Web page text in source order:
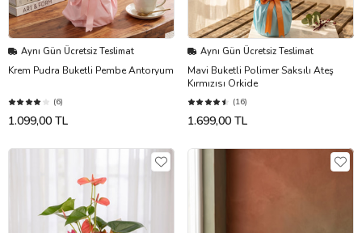
Aynı Gün Ücretsiz Teslimat
Krem Pudra Buketli Pembe Antoryum
(6)
1.099,00 TL
Aynı Gün Ücretsiz Teslimat
Mavi Buketli Polimer Saksılı Ateş
Kırmızısı Orkide
(16)
1.699,00 TL